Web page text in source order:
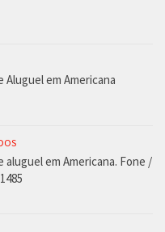
Aluguel em Americana
aluguel em Americana. Fone /